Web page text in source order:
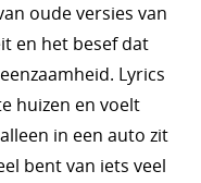
oude versies van
en het besef dat
Lyrics
huizen en voelt
in een auto zit
bent van iets veel